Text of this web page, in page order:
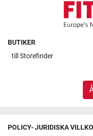
BUTIKER
till Storefinder
POLICY- JURIDISKA